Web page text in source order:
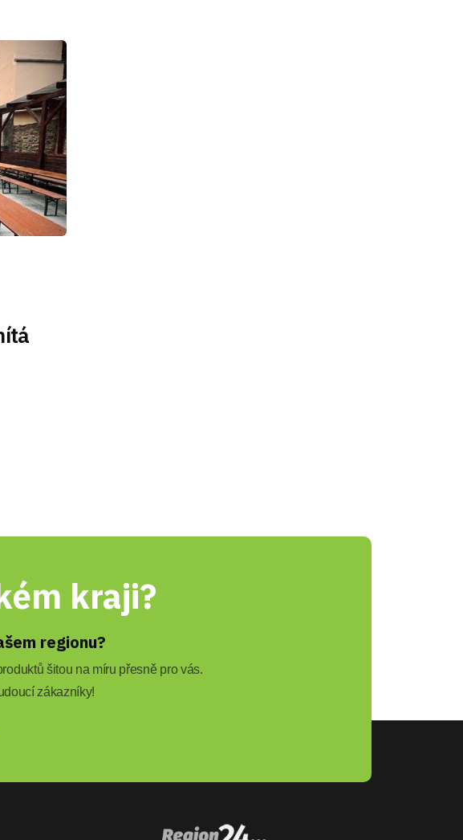
kraji?
regionu?
šitou na míru přesně pro vás.
zákazníky!